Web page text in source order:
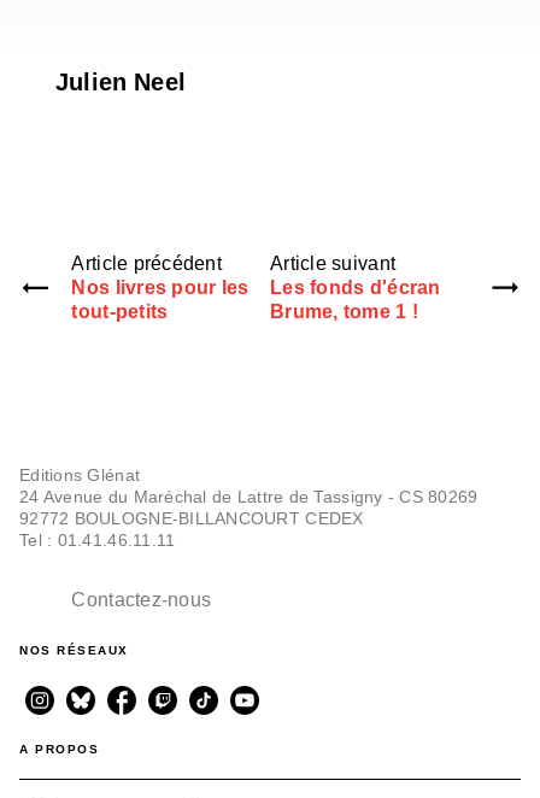
Julien Neel
Article précédent
Nos livres pour les
tout-petits
Article suivant
Les fonds d'écran
Brume, tome 1 !
Editions Glénat
24 Avenue du Maréchal de Lattre de Tassigny - CS 80269
92772 BOULOGNE-BILLANCOURT CEDEX
Tel : 01.41.46.11.11
Contactez-nous
NOS RÉSEAUX
A PROPOS